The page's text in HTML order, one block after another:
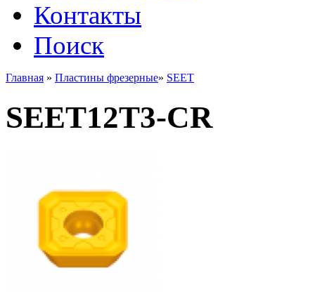
Контакты
Поиск
Главная » Пластины фрезерные» SEET
SEET12T3-CR